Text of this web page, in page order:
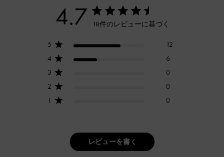
4.7 18件のレビューに基づく
5
12
4
6
3
0
2
0
1
0
レビューを書く